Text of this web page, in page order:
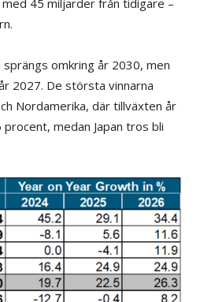
omkring år 2030, men
2027. De största vinnarna
Nordamerika, där tillväxten år
medan Japan tros bli